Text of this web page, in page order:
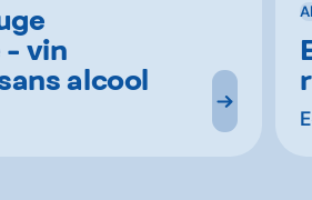
- vin
alcool